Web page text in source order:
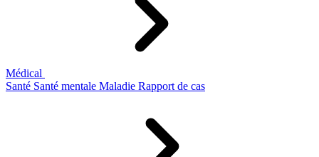
Médical
Santé Santé mentale Maladie Rapport de cas